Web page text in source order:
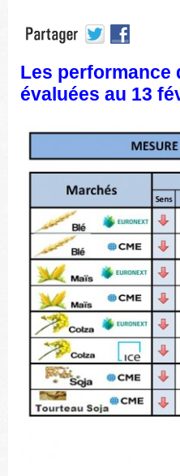
Les performance
évaluées au 13